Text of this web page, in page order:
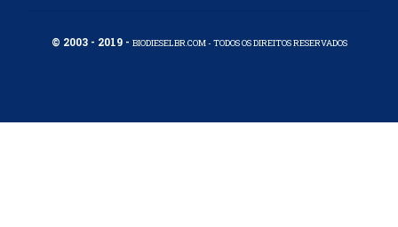
© 2003 - 2019 - BIODIESELBR.COM - TODOS OS DIREITOS RESERVADOS